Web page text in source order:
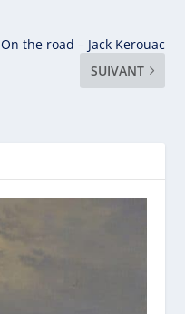
On the road – Jack Kerouac
SUIVANT